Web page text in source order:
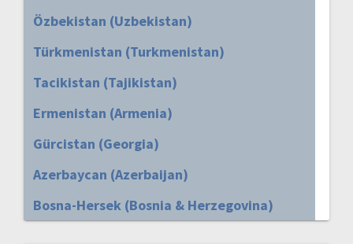
Özbekistan (Uzbekistan)
Türkmenistan (Turkmenistan)
Tacikistan (Tajikistan)
Ermenistan (Armenia)
Gürcistan (Georgia)
Azerbaycan (Azerbaijan)
Bosna-Hersek (Bosnia & Herzegovina)